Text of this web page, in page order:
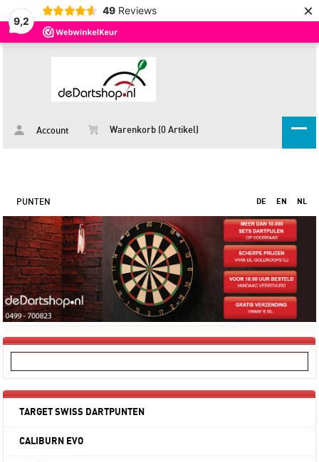
9,2
49 Reviews ×
Account Warenkorb (0 Artikel)
PUNTEN DE EN NL
TARGET SWISS DARTPUNTEN
CALIBURN EVO